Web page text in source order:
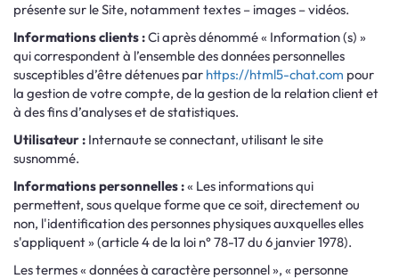
présente sur le Site, notamment textes – images – vidéos.
Informations clients :Ci après dénommé « Information (s) »
qui correspondent à l’ensemble des données personnelles
susceptibles d’être détenues par https://html5-chat.com pour
la gestion de votre compte, de la gestion de la relation client et
à des fins d’analyses et de statistiques.
Utilisateur : Internaute se connectant, utilisant le site
susnommé.
Informations personnelles :« Les informations qui
permettent, sous quelque forme que ce soit, directement ou
non, l'identification des personnes physiques auxquelles elles
s'appliquent » (article 4 de la loi n° 78-17 du 6 janvier 1978).
Les termes « données à caractère personnel », « personne